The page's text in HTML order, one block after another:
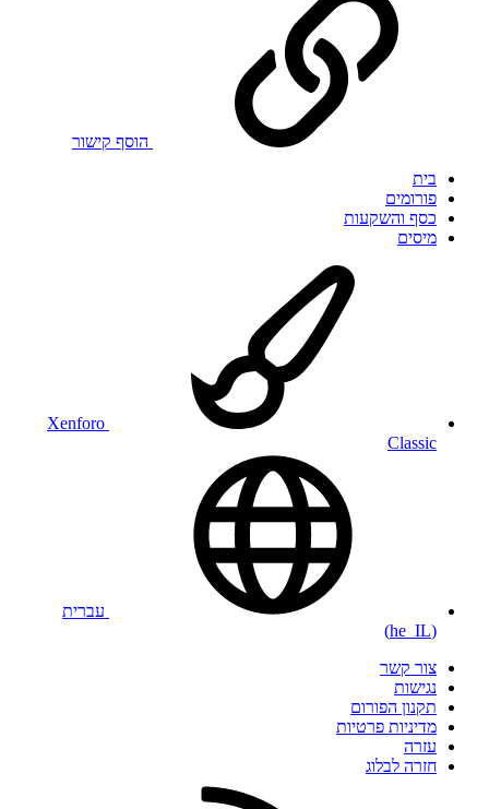
הוסף קישור
בית
פורומים
כסף והשקעות
מיסים
Xenforo
Classic
עברית
(he_IL)
צור קשר
נגישות
תקנון הפורום
מדיניות פרטיות
עזרה
חזרה לבלוג